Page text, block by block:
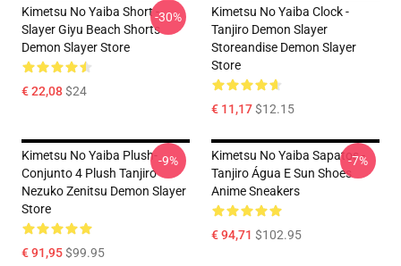
Kimetsu No Yaiba Short -
Slayer Giyu Beach Shorts
Demon Slayer Store
€ 22,08$24
-30%
Kimetsu No Yaiba Clock -
Tanjiro Demon Slayer
Storeandise Demon Slayer
Store
€ 11,17$12.15
Kimetsu No Yaiba Plush-
Conjunto 4 Plush Tanjiro
Nezuko Zenitsu Demon Slayer
Store
€ 91,95$99.95
-9%
Kimetsu No Yaiba Sapatos -
Tanjiro Água E Sun Shoes
Anime Sneakers
€ 94,71 $102.95
-7%